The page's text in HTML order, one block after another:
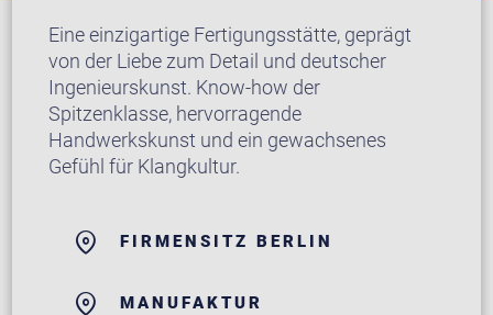
Eine einzigartige Fertigungsstätte, geprägt
von der Liebe zum Detail und deutscher
Ingenieurskunst. Know-how der
Spitzenklasse, hervorragende
Handwerkskunst und ein gewachsenes
Gefühl für Klangkultur.
FIRMENSITZ BERLIN
MANUFAKTUR